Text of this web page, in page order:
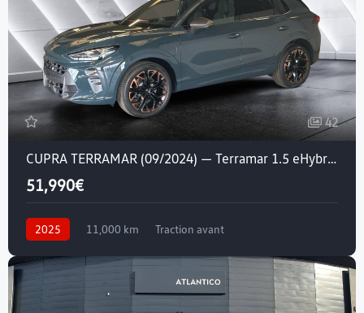
42
CUPRA TERRAMAR (09/2024) — Terramar 1.5 eHybrid 272 ch DSG6
51,990€
2025 11,000 km
Traction avant